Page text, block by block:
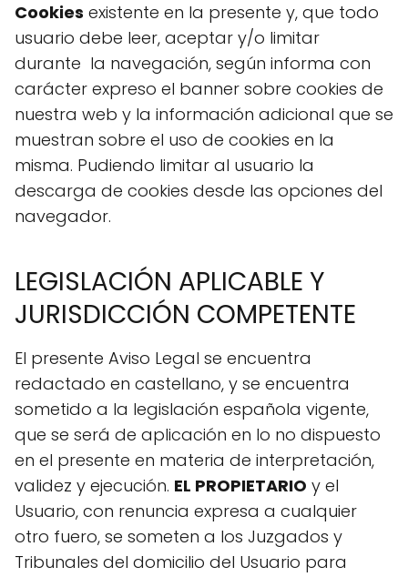
Cookies existente en la presente y, que todo
usuario debe leer, aceptar y/o limitar
durante la navegación, según informa con
carácter expreso el banner sobre cookies de
nuestra web y la información adicional que se
muestran sobre el uso de cookies en la
misma. Pudiendo limitar al usuario la
descarga de cookies desde las opciones del
navegador.
LEGISLACIÓN APLICABLE Y
JURISDICCIÓN COMPETENTE
El presente Aviso Legal se encuentra
redactado en castellano, y se encuentra
sometido a la legislación española vigente,
que se será de aplicación en lo no dispuesto
en el presente en materia de interpretación,
validez y ejecución. EL PROPIETARIO y el
Usuario, con renuncia expresa a cualquier
otro fuero, se someten a los Juzgados y
Tribunales del domicilio del Usuario para